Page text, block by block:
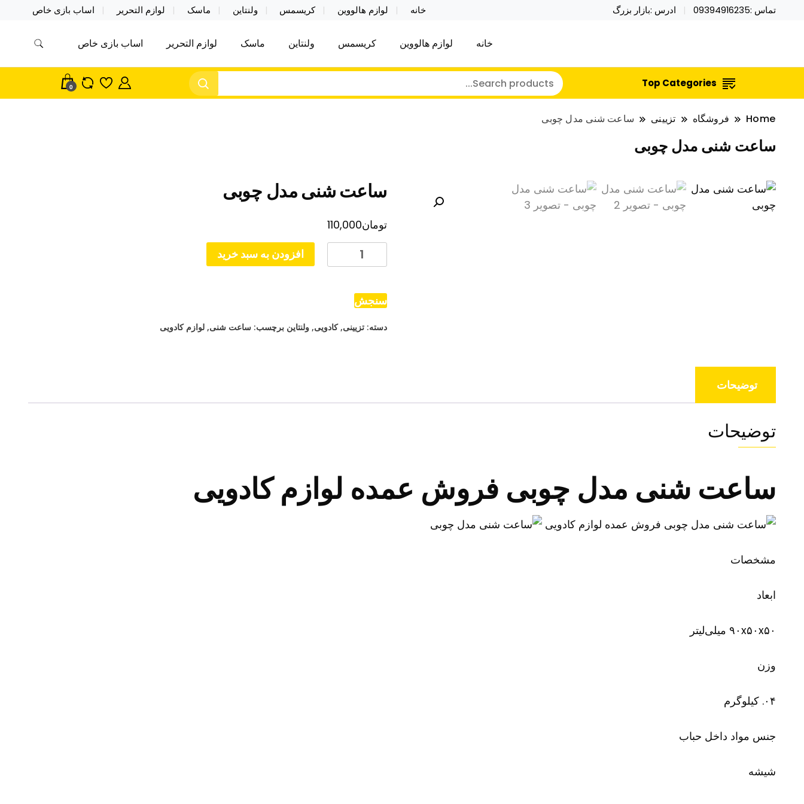
تماس :09394916235 ادرس :بازار بزرگ خانه لوازم هالووین کریسمس ولنتاین ماسک لوازم التحریر اساب بازی خاص
نایکر توی فروش عمده لوازم هالووین ولن تاین کادویی کریسمس اکسسوری ماسک
خرید محصولات خاص فیجت اسباب بازی تراول ماگ نایکر توی فروش عمده لوازم هالووین ولن تاین کادویی کریسمس اکسسوری ماسک در واردات مستقیم
خانه لوازم هالووین کریسمس ولنتاین ماسک لوازم التحریر اساب بازی خاص
Top Categories
0
Home فروشگاه تزیینی ساعت شنی مدل چوبی
ساعت شنی مدل چوبی
ساعت شنی مدل چوبی
تومان110,000
ساعت
شنی
چوبی
افزودن به سبد خرید
سنجش
دسته: تزیینی,کادویی, ولنتاین برچسب: ساعت شنی, لوازم کادویی
توضیحات
توضیحات
ساعت شنی مدل چوبی فروش عمده لوازم کادویی
مشخصات
ابعاد
۹۰x۵۰x۵۰ میلی‌لیتر
وزن
۰۴. کیلوگرم
جنس مواد داخل حباب
شیشه